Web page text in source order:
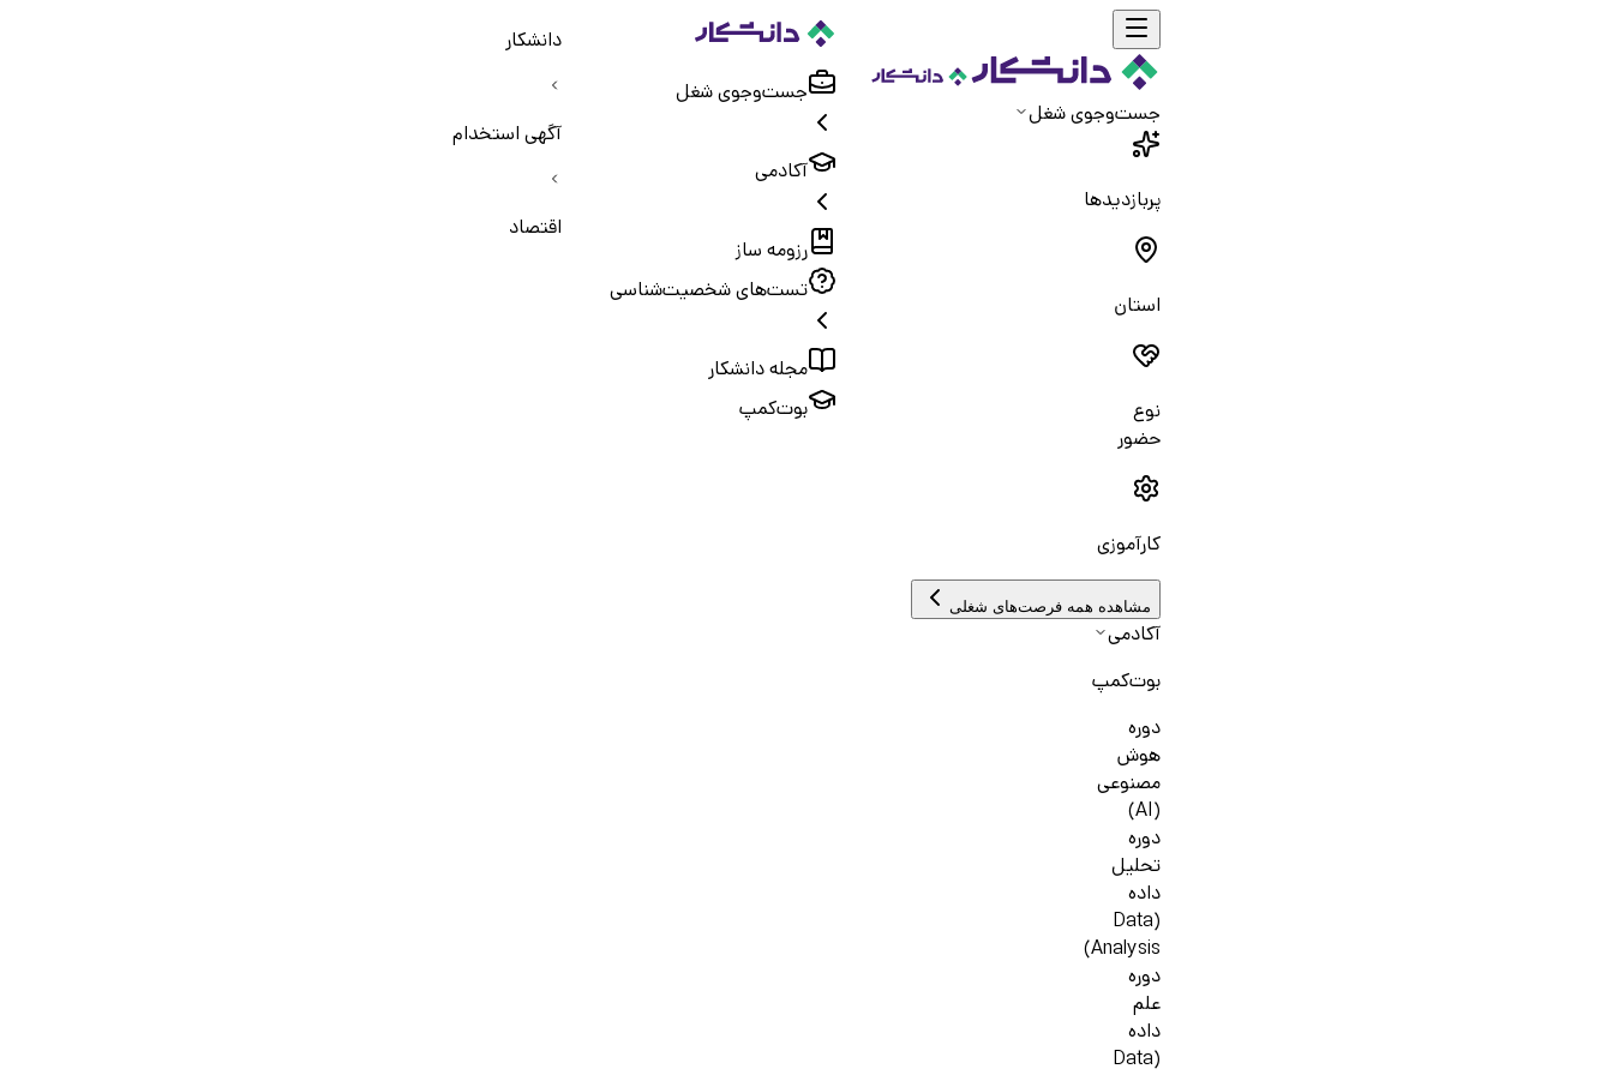
جست‌و‌جوی شغل
پربازدیدها
استان
نوع
حضور
کارآموزی
مشاهده همه فرصت‌های شغلی
آکادمی
بوت‌کمپ
دوره
هوش
مصنوعی
(AI)
دوره
تحلیل
داده
(Data
Analysis)
دوره
علم
داده
(Data
جست‌و‌جوی شغل
آکادمی
رزومه ساز
تست‌های شخصیت‌شناسی
مجله دانشکار
بوت‌کمپ
دانشکار
آگهی استخدام
اقتصاد